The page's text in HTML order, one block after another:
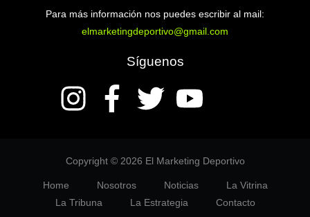
Para más información nos puedes escribir al mail:
elmarketingdeportivo@gmail.com
Síguenos
Copyright © 2026 El Marketing Deportivo
Home Nosotros Noticias
La Vitrina
La Tribuna
La Estrategia Contacto